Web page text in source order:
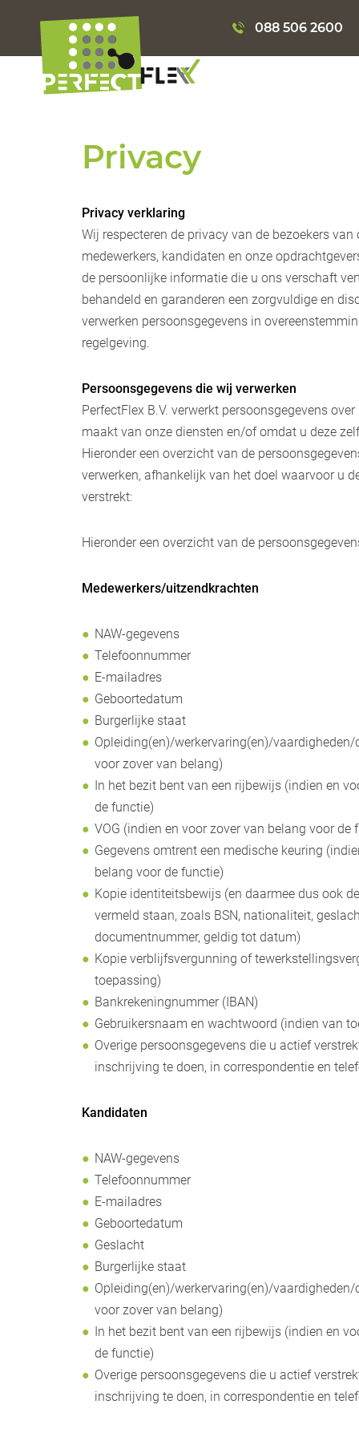
088 506 2600
Privacy
Privacy verklaring
Wij respecteren de privacy van de bezoekers van
medewerkers, kandidaten en onze
de persoonlijke informatie die u ons verschaft
behandeld en garanderen een zorgvuldige en
verwerken persoonsgegevens in
regelgeving.
Persoonsgegevens die wij verwerken
PerfectFlex B.V. verwerkt persoonsgegevens
maakt van onze diensten en/of omdat u deze
Hieronder een overzicht van de
verwerken, afhankelijk van het doel waarvoor u
verstrekt:
Hieronder een overzicht van de
Medewerkers/uitzendkrachten
NAW-gegevens
Telefoonnummer
E-mailadres
Geboortedatum
Burgerlijke staat
Opleiding(en)/werkervaring(en)/
voor zover van belang)
In het bezit bent van een rijbewijs (indien en
de functie)
VOG (indien en voor zover van belang voor de
Gegevens omtrent een medische keuring
belang voor de functie)
Kopie identiteitsbewijs (en daarmee dus ook
vermeld staan, zoals BSN, nationaliteit,
documentnummer, geldig tot datum)
Kopie verblijfsvergunning of
toepassing)
Bankrekeningnummer (IBAN)
Gebruikersnaam en wachtwoord (indien van
Overige persoonsgegevens die u actief
inschrijving te doen, in correspondentie en
Kandidaten
NAW-gegevens
Telefoonnummer
E-mailadres
Geboortedatum
Geslacht
Burgerlijke staat
Opleiding(en)/werkervaring(en)/
voor zover van belang)
In het bezit bent van een rijbewijs (indien en
de functie)
Overige persoonsgegevens die u actief
inschrijving te doen, in correspondentie en